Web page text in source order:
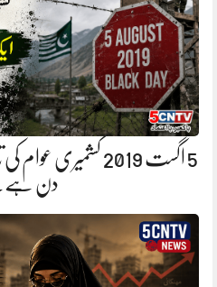
5 اگست 2019 کشمیری
دن